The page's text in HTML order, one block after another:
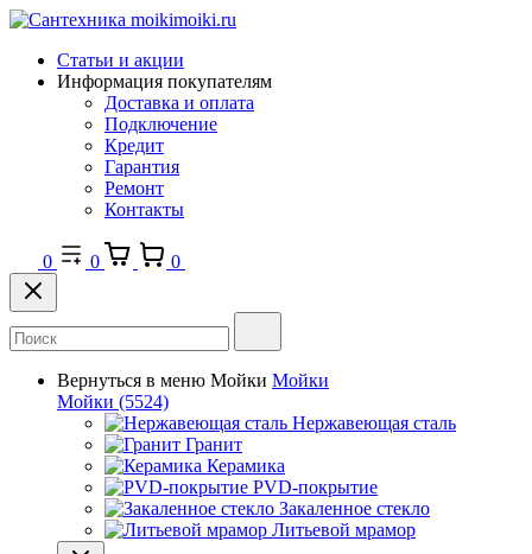
Статьи и акции
Информация покупателям
Доставка и оплата
Подключение
Кредит
Гарантия
Ремонт
Контакты
0 0 0
Вернуться в меню Мойки Мойки
Мойки (5524)
Нержавеющая сталь
Гранит
Керамика
PVD-покрытие
Закаленное стекло
Литьевой мрамор